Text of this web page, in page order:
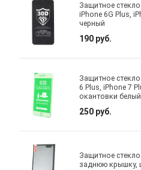
Защитное стекло
iPhone 6G Plus,
черный
190 руб.
Защитное стекло
6 Plus, iPhone 7
окантовки белый
250 руб.
Защитное стекло
заднюю крышку,